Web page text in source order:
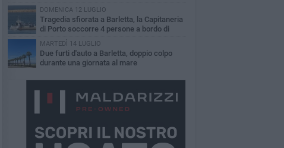
DOMENICA 12 LUGLIO
Tragedia sfiorata a Barletta, la Capitaneria
di Porto soccorre 4 persone a bordo di
tavole Sup
MARTEDÌ 14 LUGLIO
Due furti d'auto a Barletta, doppio colpo
durante una giornata al mare